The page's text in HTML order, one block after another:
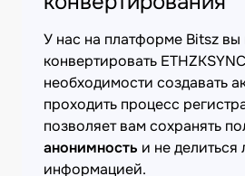
У нас на платформе Bitsz
конвертировать
необходимости создавать
проходить процесс
позволяет вам сохранять
анонимность и не делиться
информацией.